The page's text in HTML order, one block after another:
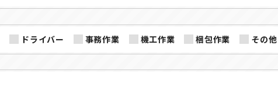
ドライバー 事務作業 機工作業 梱包作業 その他